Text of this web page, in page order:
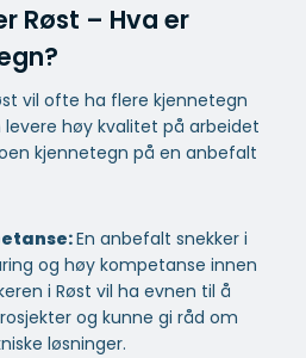
Røst – Hva er
vil ofte ha flere kjennetegn
høy kvalitet på arbeidet
kjennetegn på en anbefalt
En anbefalt snekker i
og høy kompetanse innen
i Røst vil ha evnen til å
og kunne gi råd om
løsninger.